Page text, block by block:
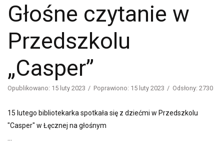
Głośne czytanie w
Przedszkolu
„Casper”
Opublikowano: 15 luty 2023 Poprawiono: 15 luty 2023 Odsłony: 2730
15 lutego bibliotekarka spotkała się z dziećmi w Przedszkolu
"Casper" w Łęcznej na głośnym